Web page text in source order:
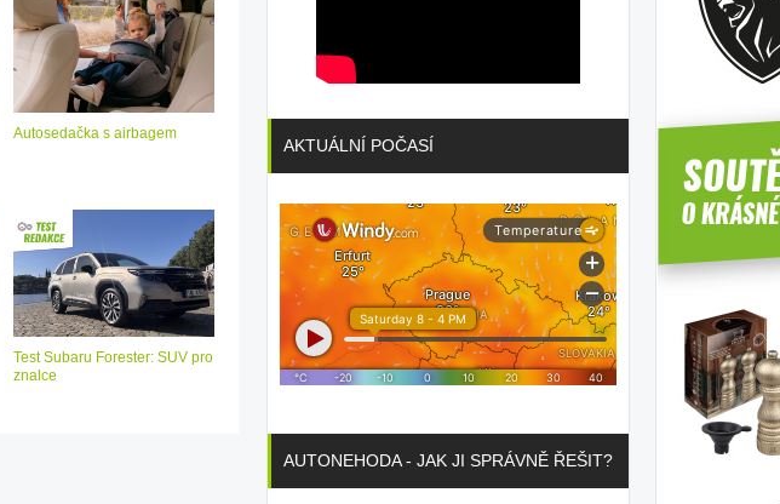
Autosedačka s airbagem
Test Subaru Forester: SUV pro
znalce
AKTUÁLNÍ POČASÍ
AUTONEHODA - JAK JI SPRÁVNĚ ŘEŠIT?